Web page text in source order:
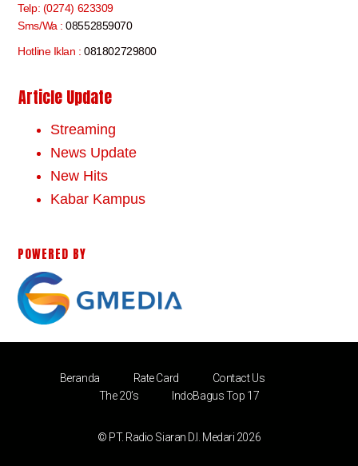
Telp: (0274) 623309
Sms/Wa :08552859070
Hotline Iklan :081802729800
Article Update
Streaming
News Update
New Hits
Kabar Kampus
POWERED BY
Beranda Rate Card
Contact Us
The 20’s
IndoBagus Top 17
© PT. Radio Siaran D.I. Medari 2026